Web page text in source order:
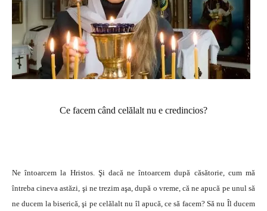
Ce facem când celălalt nu e credincios?
Ne întoarcem la Hristos. Şi dacă ne întoarcem după căsătorie, cum mă
întreba cineva astăzi, şi ne trezim aşa, după o vreme, că ne apucă pe unul să
ne ducem la biserică, şi pe celălalt nu îl apucă, ce să facem? Să nu Îl ducem